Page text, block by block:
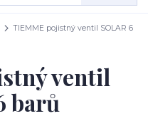
TIEMME pojistný ventil SOLAR 6
ventil
barů